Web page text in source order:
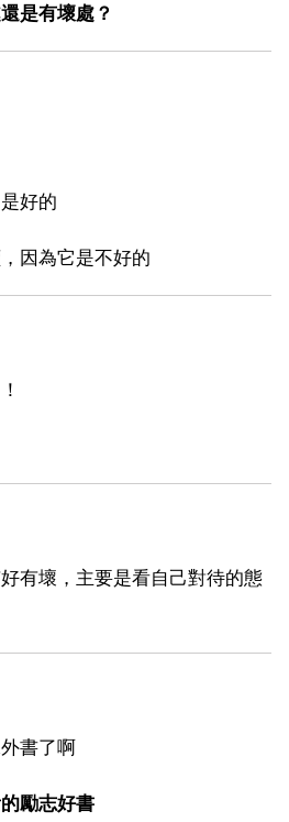
是有壞處？
好的
因為它是不好的
有壞，主要是看自己對待的態
書了啊
勵志好書